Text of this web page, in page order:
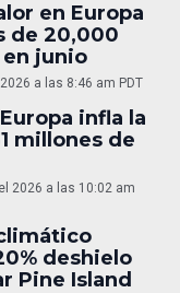
en Europa
de 20,000
junio
a las 8:46 am PDT
infla la
millones de
2026 a las 10:02 am
deshielo
Pine Island